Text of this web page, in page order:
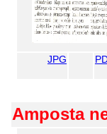
JPG
Amposta